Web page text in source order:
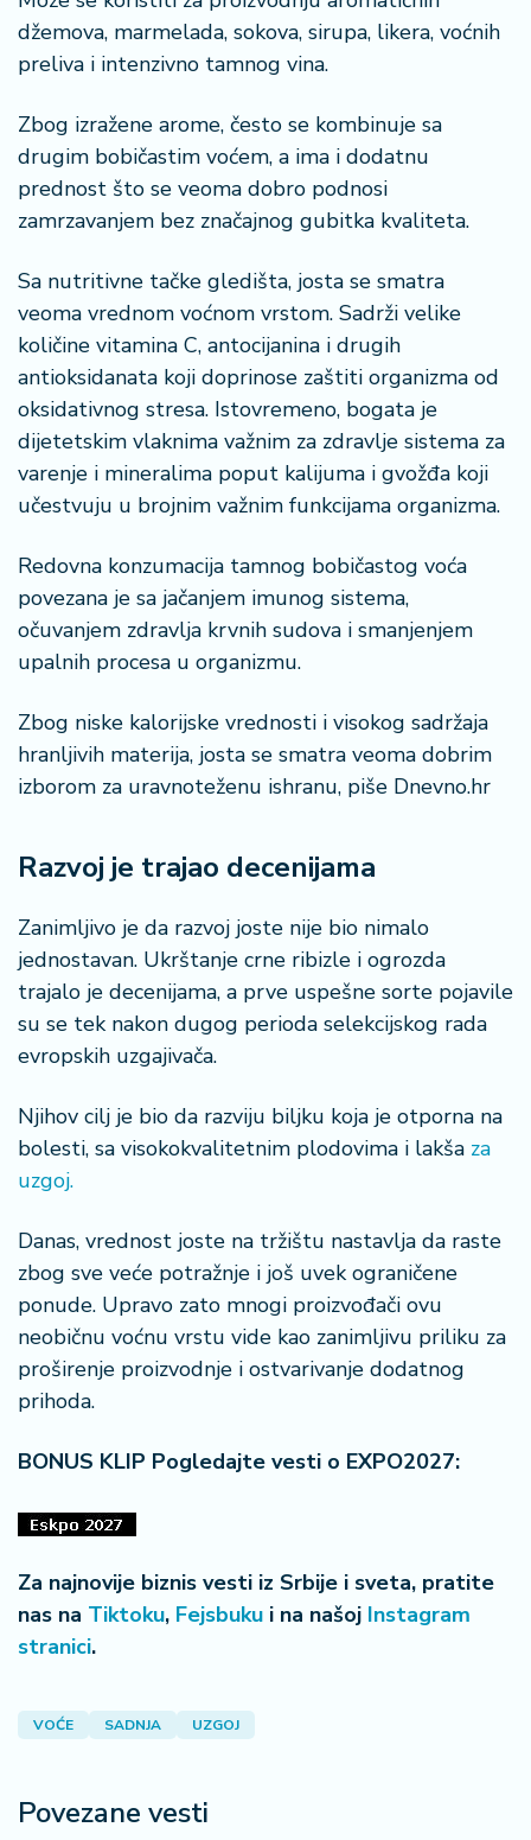
džemova, marmelada, sokova, sirupa, likera, voćnih
preliva i intenzivno tamnog vina.
Zbog izražene arome, često se kombinuje sa
drugim bobičastim voćem, a ima i dodatnu
prednost što se veoma dobro podnosi
zamrzavanjem bez značajnog gubitka kvaliteta.
Sa nutritivne tačke gledišta, josta se smatra
veoma vrednom voćnom vrstom. Sadrži velike
količine vitamina C, antocijanina i drugih
antioksidanata koji doprinose zaštiti organizma od
oksidativnog stresa. Istovremeno, bogata je
dijetetskim vlaknima važnim za zdravlje sistema za
varenje i mineralima poput kalijuma i gvožđa koji
učestvuju u brojnim važnim funkcijama organizma.
Redovna konzumacija tamnog bobičastog voća
povezana je sa jačanjem imunog sistema,
očuvanjem zdravlja krvnih sudova i smanjenjem
upalnih procesa u organizmu.
Zbog niske kalorijske vrednosti i visokog sadržaja
hranljivih materija, josta se smatra veoma dobrim
izborom za uravnoteženu ishranu, piše Dnevno.hr
Razvoj je trajao decenijama
Zanimljivo je da razvoj joste nije bio nimalo
jednostavan. Ukrštanje crne ribizle i ogrozda
trajalo je decenijama, a prve uspešne sorte pojavile
su se tek nakon dugog perioda selekcijskog rada
evropskih uzgajivača.
Njihov cilj je bio da razviju biljku koja je otporna na
bolesti, sa visokokvalitetnim plodovima i lakša za
uzgoj.
Danas, vrednost joste na tržištu nastavlja da raste
zbog sve veće potražnje i još uvek ograničene
ponude. Upravo zato mnogi proizvođači ovu
neobičnu voćnu vrstu vide kao zanimljivu priliku za
proširenje proizvodnje i ostvarivanje dodatnog
prihoda.
BONUS KLIP Pogledajte vesti o EXPO2027:
Za najnovije biznis vesti iz Srbije i sveta, pratite
nas na Tiktoku, Fejsbuku i na našoj Instagram
stranici.
VOĆE SADNJA UZGOJ
Povezane vesti